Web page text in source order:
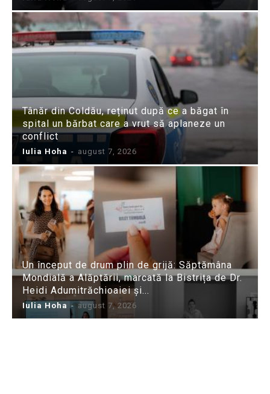
Tânăr din Coldău, reținut după ce a băgat în
spital un bărbat care a vrut să aplaneze un
conflict
Iulia Hoha - august 7, 2026
Un început de drum plin de grijă: Săptămâna
Mondială a Alăptării, marcată la Bistrița de Dr.
Heidi Adumitrăchioaiei și...
Iulia Hoha - august 7, 2026